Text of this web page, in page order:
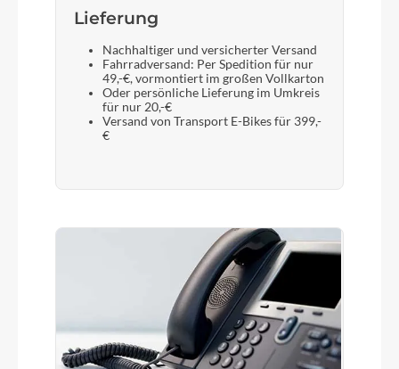
Lieferung
Nachhaltiger und versicherter Versand
Fahrradversand: Per Spedition für nur
49,-€, vormontiert im großen Vollkarton
Oder persönliche Lieferung im Umkreis
für nur 20,-€
Versand von Transport E-Bikes für 399,-
€